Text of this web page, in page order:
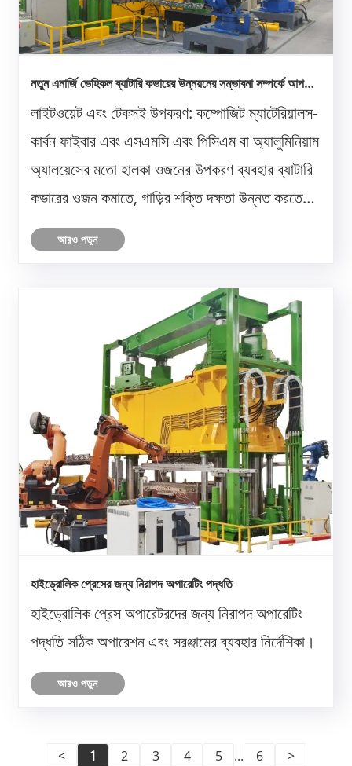
নতুন এনার্জি ভেহিকল ব্যাটারি কভারের উন্নয়নের সম্ভাবনা সম্পর্কে আপনি
লাইটওয়েট এবং টেকসই উপকরণ: কম্পোজিট ম্যাটেরিয়ালস-
কার্বন ফাইবার এবং এসএমসি এবং পিসিএম বা অ্যালুমিনিয়াম
অ্যালয়েসের মতো হালকা ওজনের উপকরণ ব্যবহার ব্যাটারি
কভারের ওজন কমাতে, গাড়ির শক্তি দক্ষতা উন্নত করতে
এবং এর ড্রাইভিং পরিসীমা বাড়াতে সাহায্য করতে পারে।
চরম তাপমাত্রা, কম্পন এবং বাহ্যিক প্রভাবের এক্......
আরও পড়ুন
হাইড্রোলিক প্রেসের জন্য নিরাপদ অপারেটিং পদ্ধতি
হাইড্রোলিক প্রেস অপারেটরদের জন্য নিরাপদ অপারেটিং
পদ্ধতি সঠিক অপারেশন এবং সরঞ্জামের ব্যবহার নির্দেশিকা।
আরও পড়ুন
< 1 2 3 4 5 ... 6 >